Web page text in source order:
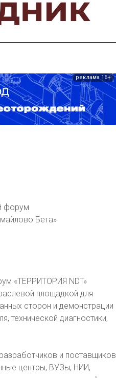
реклама 16+
форум
Бета»
«ТЕРРИТОРИЯ NDT»
площадкой для
сторон и демонстрации
технической диагностики,
и поставщиков
центры, ВУЗы, НИИ,